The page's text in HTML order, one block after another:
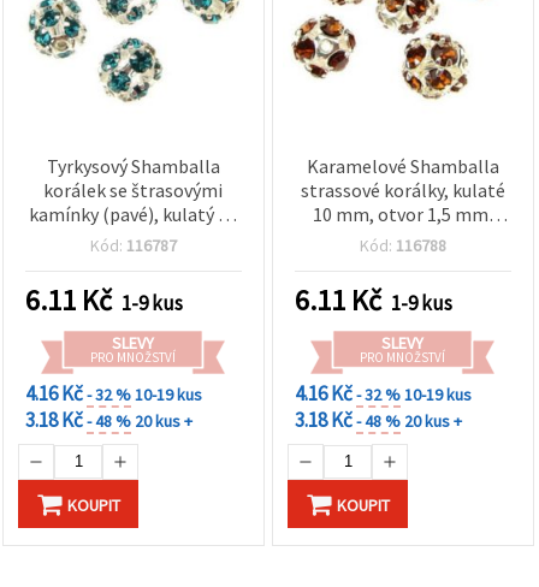
Tyrkysový Shamballa
korálek se štrasovými
kamínky (pavé), kulatý 10
mm, průvlek 1,5 mm – pro
náramky a náhrdelníky
Kód: 116787
6.11 Kč 1-9 kus
SLEVY
PRO MNOŽSTVÍ
4.16 Kč- 32 %10-19 kus
3.18 Kč- 48 % 20 kus +
KOUPIT
Karamelové Shamballa
strassové korálky, kulaté
10 mm, otvor 1,5 mm,
kovový základ – třpytivé
bižuterie, náramků a
náhrdelníků
Kód: 116788
6.11 Kč 1-9 kus
SLEVY
PRO MNOŽSTVÍ
4.16 Kč- 32 %10-19 kus
3.18 Kč- 48 % 20 kus +
KOUPIT